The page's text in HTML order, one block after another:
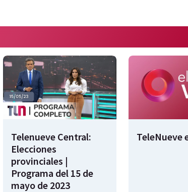
Telenueve Central:
Elecciones
provinciales |
Programa del 15 de
mayo de 2023
TeleNueve